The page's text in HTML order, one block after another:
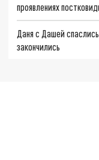
проявлениях
Даня с Дашей
закончились